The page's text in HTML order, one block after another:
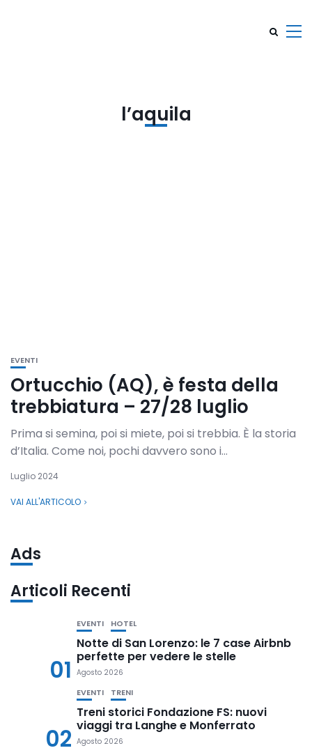
l’aquila
EVENTI
Ortucchio (AQ), è festa della
trebbiatura – 27/28 luglio
Prima si semina, poi si miete, poi si trebbia. È la storia
d’Italia. Come noi, pochi davvero sono i...
Luglio 2024
VAI ALL'ARTICOLO
Ads
Articoli Recenti
01
EVENTI HOTEL
Notte di San Lorenzo: le 7 case Airbnb
perfette per vedere le stelle
Agosto 2026
02
EVENTI TRENI
Treni storici Fondazione FS: nuovi
viaggi tra Langhe e Monferrato
Agosto 2026